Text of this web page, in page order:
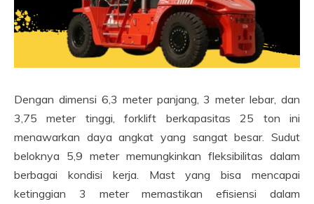
Dengan dimensi 6,3 meter panjang, 3 meter lebar, dan
3,75 meter tinggi, forklift berkapasitas 25 ton ini
menawarkan daya angkat yang sangat besar. Sudut
beloknya 5,9 meter memungkinkan fleksibilitas dalam
berbagai kondisi kerja. Mast yang bisa mencapai
ketinggian 3 meter memastikan efisiensi dalam